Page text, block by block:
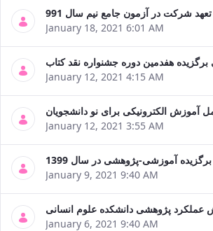
شرکت در آزمون جامع نیم سال 991
January 18, 2021 6:01 AM
هفدمین دوره جشنواره نقد کتاب
January 12, 2021 4:15 AM
آموزش الکترونیکی برای نو دانشجویان
January 12, 2021 3:55 AM
آموزشی-پژوهشی در سال 1399
January 9, 2021 9:40 AM
عملکرد پژوهشی دانشکده علوم انسانی
January 6, 2021 9:40 AM